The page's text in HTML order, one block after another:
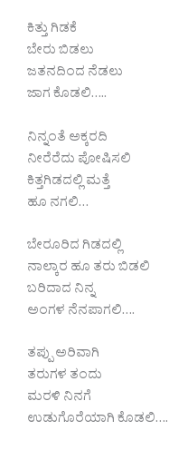
ಕಿತ್ತು ಗಿಡಕೆ
ಬೇರು ಬಿಡಲು
ಜತನದಿಂದ ನೆಡಲು
ಜಾಗ ಕೊಡಲಿ…..
ನಿನ್ನಂತೆ ಅಕ್ಕರದಿ
ನೀರೆರೆದು ಪೋಷಿಸಲಿ
ಕಿತ್ತಗಿಡದಲ್ಲಿ ಮತ್ತೆ
ಹೂ ನಗಲಿ…
ಬೇರೂರಿದ ಗಿಡದಲ್ಲಿ
ನಾಲ್ಕಾರ ಹೂ ತರು ಬಿಡಲಿ
ಬರಿದಾದ ನಿನ್ನ
ಅಂಗಳ ನೆನಪಾಗಲಿ….
ತಪ್ಪು ಅರಿವಾಗಿ
ತರುಗಳ ತಂದು
ಮರಳಿ ನಿನಗೆ
ಉಡುಗೊರೆಯಾಗಿ ಕೊಡಲಿ….